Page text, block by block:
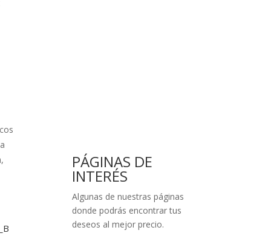
PÁGINAS DE
INTERÉS
Algunas de nuestras páginas
donde podrás encontrar tus
deseos al mejor precio.